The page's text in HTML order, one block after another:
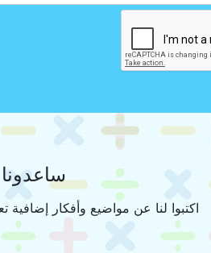
اكتبوا لنا عن مواضيع وأفكار